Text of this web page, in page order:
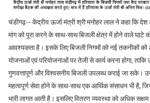
चंडीगढ़-- केंद्रीय ऊर्जा मंत्री श्री मनोहर लाल ने कहा कि देश
मांग को पूरा करने के साथ-साथ बिजली क्षेत्र में होने वाले घाटे
आवश्यकता है। इसके लिए बिजली निगमों को नई तकनीकों को
योजनाओं एवं परियोजनाओं पर तेजी से कार्य करना होगा, ताकि
गुणवत्तापूर्ण और विश्वसनीय बिजली उपलब्ध कराई जा सके।
महत्वपूर्ण सेवा होने के साथ-साथ एक आर्थिक संसाधन भी है,
भारी लागत आती है। इसलिए वितरण व्यवस्था को अधिक